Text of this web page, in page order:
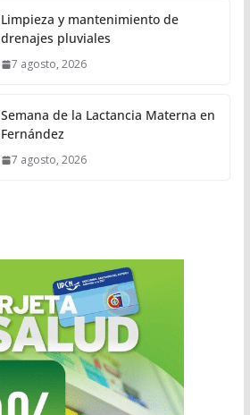
Limpieza y mantenimiento de
drenajes pluviales
7 agosto, 2026
Semana de la Lactancia Materna en
Fernández
7 agosto, 2026